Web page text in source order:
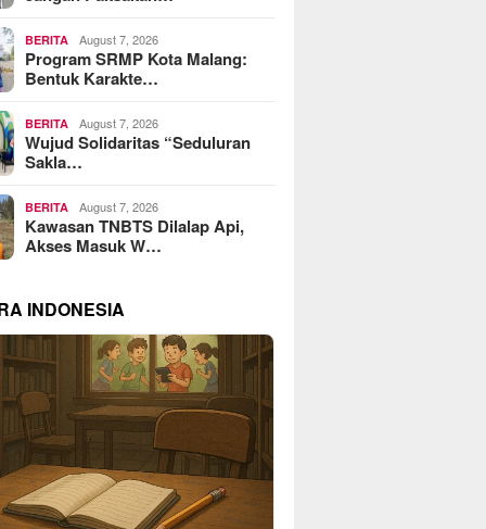
BERITA August 7, 2026
Program SRMP Kota Malang:
Bentuk Karakte…
BERITA August 7, 2026
Wujud Solidaritas “Seduluran
Sakla…
BERITA August 7, 2026
Kawasan TNBTS Dilalap Api,
Akses Masuk W…
INDONESIA